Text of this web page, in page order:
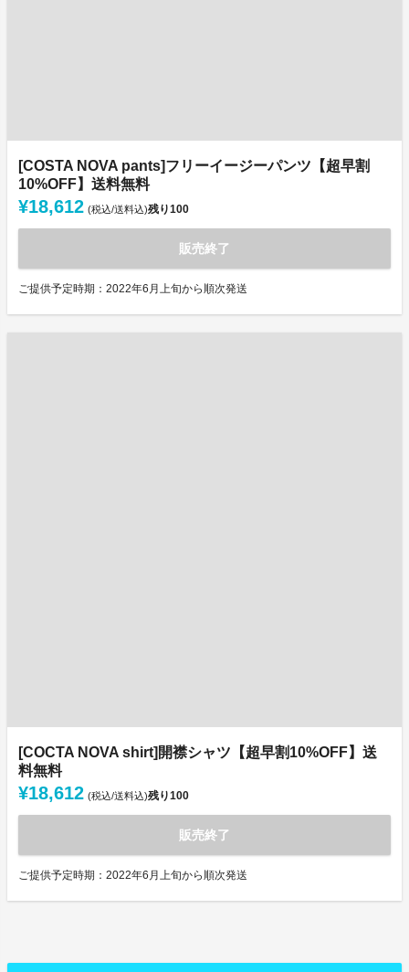
[COSTA NOVA pants]フリーイージーパンツ【超早割
10%OFF】送料無料
¥18,612 (税込/送料込)残り100
販売終了
ご提供予定時期：2022年6月上旬から順次発送
[COCTA NOVA shirt]開襟シャツ【超早割10%OFF】送
料無料
¥18,612 (税込/送料込)残り100
販売終了
ご提供予定時期：2022年6月上旬から順次発送